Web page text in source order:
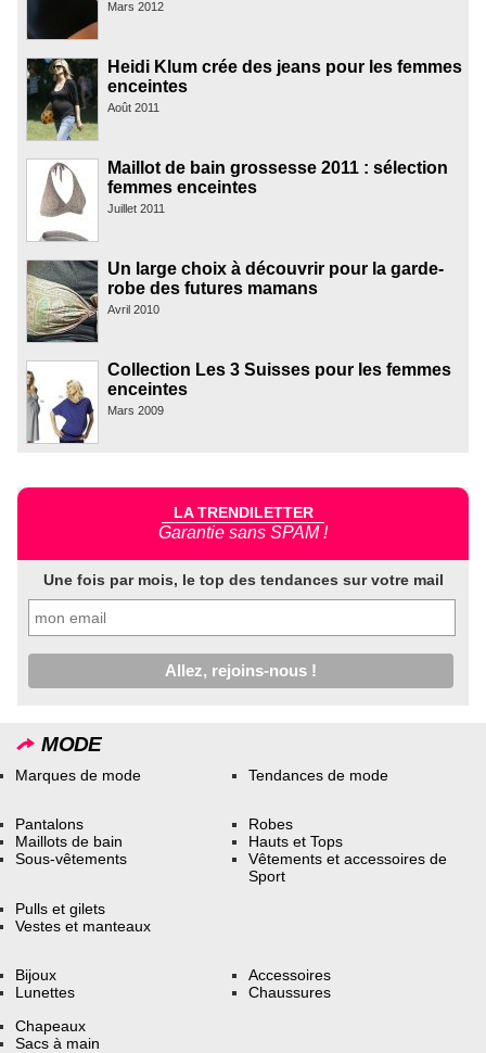
Mars 2012
Heidi Klum crée des jeans pour les femmes
enceintes
Août 2011
Maillot de bain grossesse 2011 : sélection
femmes enceintes
Juillet 2011
Un large choix à découvrir pour la garde-
robe des futures mamans
Avril 2010
Collection Les 3 Suisses pour les femmes
enceintes
Mars 2009
LA TRENDILETTER
Garantie sans SPAM !
Une fois par mois, le top des tendances sur votre mail
MODE
Marques de mode Tendances de mode
Pantalons
Maillots de bain
Sous-vêtements
Robes
Hauts et Tops
Vêtements et accessoires de
Sport
Pulls et gilets
Vestes et manteaux
Bijoux
Lunettes
Accessoires
Chaussures
Chapeaux
Sacs à main